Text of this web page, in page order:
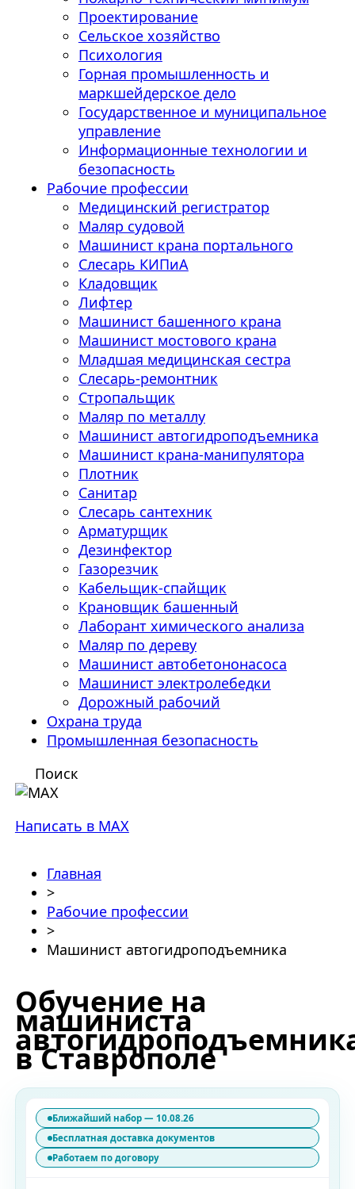
Проектирование
Сельское хозяйство
Психология
Горная промышленность и
маркшейдерское дело
Государственное и муниципальное
управление
Информационные технологии и
безопасность
Рабочие профессии
Медицинский регистратор
Маляр судовой
Машинист крана портального
Слесарь КИПиА
Кладовщик
Лифтер
Машинист башенного крана
Машинист мостового крана
Младшая медицинская сестра
Слесарь-ремонтник
Стропальщик
Маляр по металлу
Машинист автогидроподъемника
Машинист крана-манипулятора
Плотник
Санитар
Слесарь сантехник
Арматурщик
Дезинфектор
Газорезчик
Кабельщик-спайщик
Крановщик башенный
Лаборант химического анализа
Маляр по дереву
Машинист автобетононасоса
Машинист электролебедки
Дорожный рабочий
Охрана труда
Промышленная безопасность
Поиск
Написать в MAX
Главная
>
Рабочие профессии
>
Машинист автогидроподъемника
Обучение на
машиниста
в Ставрополе
Ближайший набор — 10.08.26
Бесплатная доставка документов
Работаем по договору